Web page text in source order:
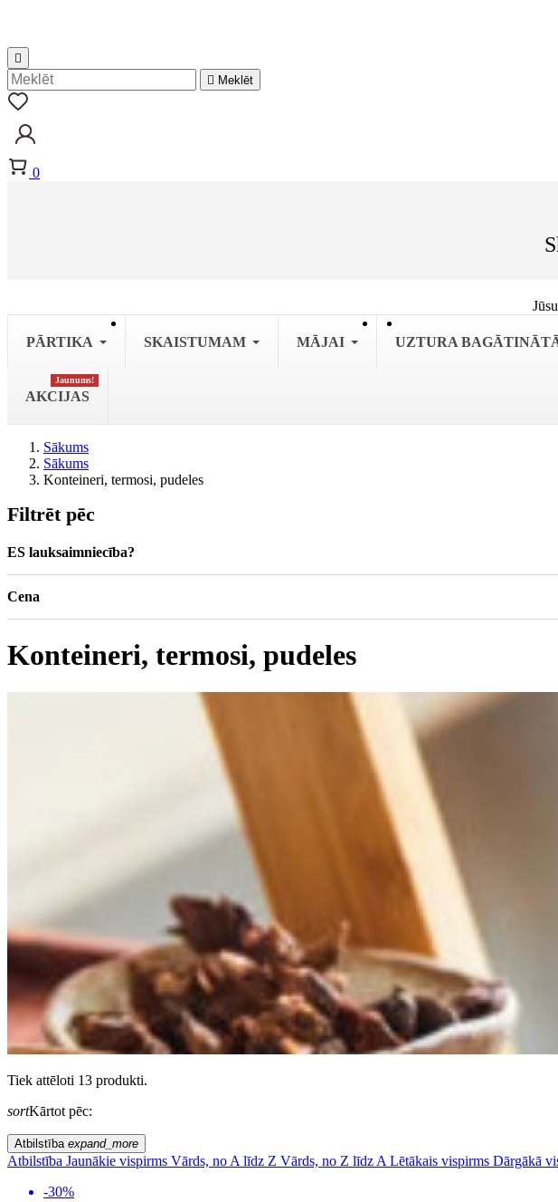

 Meklēt
0
PĀRTIKA SKAISTUMAM MĀJAI UZTURA
AKCIJAS
Jaunums!
Sākums
Sākums
Konteineri, termosi, pudeles
Filtrēt pēc
ES lauksaimniecība?
Cena
Konteineri, termosi, pudeles
Tiek attēloti 13 produkti.
sortKārtot pēc:
Atbilstība expand_more
Atbilstība Jaunākie vispirms Vārds, no A līdz Z Vārds, no Z līdz A Lētākais vispirms Dārgākā
-30%